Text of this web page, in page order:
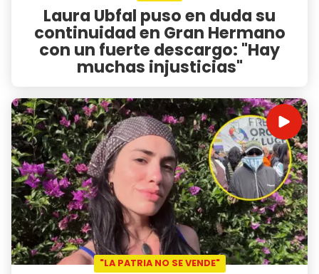
Laura Ubfal puso en duda su
continuidad en Gran Hermano
con un fuerte descargo: "Hay
muchas injusticias"
"LA PATRIA NO SE VENDE"